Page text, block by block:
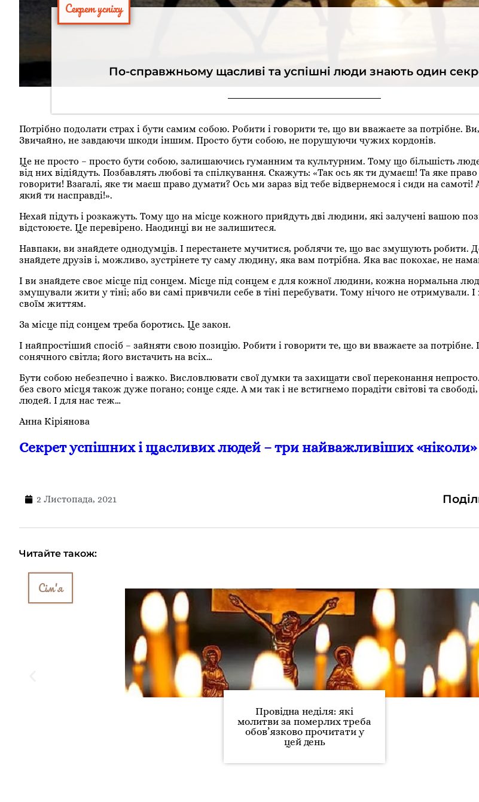
Секрет успіху
По-справжньому щасливі та успішні люди знають один
Потрібно подолати страх і бути самим собою. Робити і говорити те, що ви вважаєте за потрібне.
Звичайно, не завдаючи шкоди іншим. Просто бути собою, не порушуючи чужих кордонів.
Це не просто – просто бути собою, залишаючись гуманним та культурним. Тому що більшість
від них відійдуть. Позбавлять любові та спілкування. Скажуть: «Так ось як ти думаєш! Та яке
говорити! Взагалі, яке ти маєш право думати? Ось ми зараз від тебе відвернемося і сиди на
який ти насправді!».
Нехай підуть і розкажуть. Тому що на місце кожного прийдуть дві людини, які залучені вашою
відстоюєте. Це перевірено. Наодинці ви не залишитеся.
Навпаки, ви знайдете однодумців. І перестанете мучитися, роблячи те, що вас змушують робити.
знайдете друзів і, можливо, зустрінете ту саму людину, яка вам потрібна. Яка вас покохає, не
І ви знайдете своє місце під сонцем. Місце під сонцем є для кожної людини, кожна нормальна
змушували жити у тіні; або ви самі привчили себе в тіні перебувати. Тому нічого не отримували.
своїм життям.
За місце під сонцем треба боротись. Це закон.
І найпростіший спосіб – зайняти свою позицію. Робити і говорити те, що ви вважаєте за потрібне.
сонячного світла; його вистачить на всіх…
Бути собою небезпечно і важко. Висловлювати свої думки та захищати свої переконання
без свого місця також дуже погано; сонце сяде. А ми так і не встигнемо порадіти світові та свободі,
людей. І для нас теж…
Анна Кіріянова
Секрет успішних і щасливих людей – три найважливіших «ніколи»
2 Листопада, 2021
Читайте також:
Сім'я
Провідна неділя: які
молитви за померлих треба
обов’язково прочитати у
цей день